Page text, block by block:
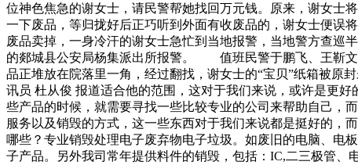
位神色焦急的谢女士，请民警帮她找回万元钱。原来，谢女士
一下废品，等归拢好后正巧听到外面有收废品的，谢女士便
废品卖掉，一身冷汗的谢女士急忙到当地报警，当地警方查巡
的郯城县公安局杨集派出所报警。 值班民警于鹏飞、王靳文
品正堆放在院落里一角，经过翻找，谢女士的“宝贝”纸箱被
讯员 杜从俊 报道适合他的范围，这对于我们来说，或许是更
些产品的时候，就需要寻找一些比较专业的公司来帮助自己，
服务以及销毁的方式，这一些东西对于我们来说都是挺好的，
哪些？专业销毁处理电子废弃物电子垃圾。如废旧的电脑、电
子产品。另外我司常年提供料件的销毁，包括：IC,二三极管